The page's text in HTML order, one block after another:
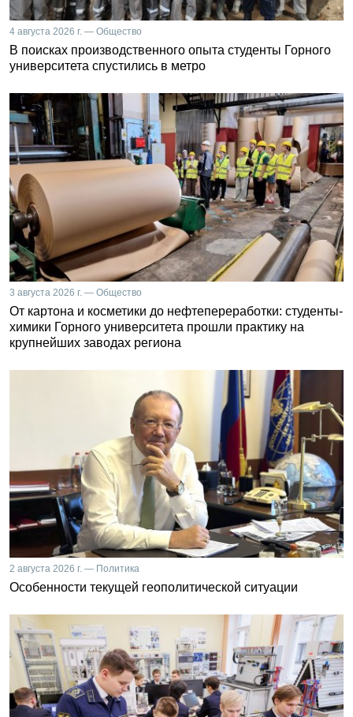
4 августа 2026 г. — Общество
В поисках производственного опыта студенты Горного
университета спустились в метро
3 августа 2026 г. — Общество
От картона и косметики до нефтепереработки: студенты-
химики Горного университета прошли практику на
крупнейших заводах региона
2 августа 2026 г. — Политика
Особенности текущей геополитической ситуации